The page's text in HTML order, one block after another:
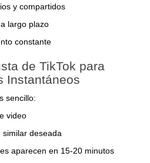
y compartidos
largo plazo
constante
de TikTok para
Instantáneos
sencillo:
video
similar deseada
aparecen en 15-20 minutos